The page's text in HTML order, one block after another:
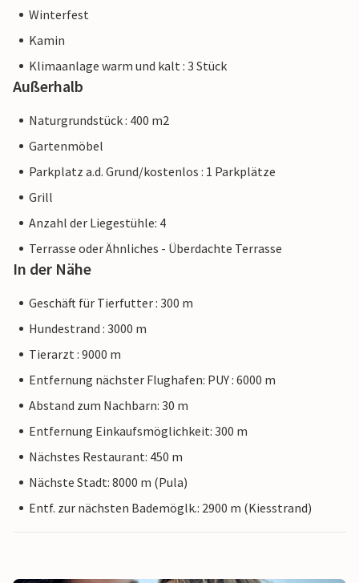
Winterfest
Kamin
Klimaanlage warm und kalt : 3 Stück
Außerhalb
Naturgrundstück : 400 m2
Gartenmöbel
Parkplatz a.d. Grund/kostenlos : 1 Parkplätze
Grill
Anzahl der Liegestühle: 4
Terrasse oder Ähnliches - Überdachte Terrasse
In der Nähe
Geschäft für Tierfutter : 300 m
Hundestrand : 3000 m
Tierarzt : 9000 m
Entfernung nächster Flughafen: PUY : 6000 m
Abstand zum Nachbarn: 30 m
Entfernung Einkaufsmöglichkeit: 300 m
Nächstes Restaurant: 450 m
Nächste Stadt: 8000 m (Pula)
Entf. zur nächsten Bademöglk.: 2900 m (Kiesstrand)